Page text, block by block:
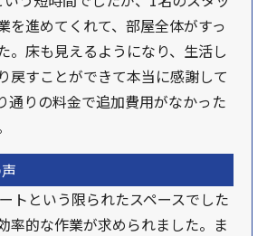
を進めてくれて、部屋全体がすっ
。床も見えるようになり、生活し
戻すことができて本当に感謝して
通りの料金で追加費用がなかった
トという限られたスペースでした
率的な作業が求められました。ま